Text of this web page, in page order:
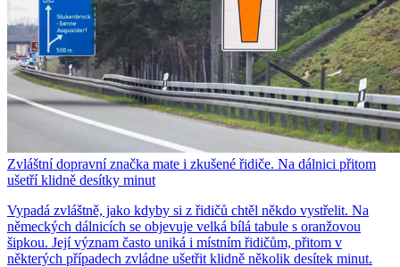
Zvláštní dopravní značka mate i zkušené řidiče. Na dálnici přitom
ušetří klidně desítky minut
Vypadá zvláštně, jako kdyby si z řidičů chtěl někdo vystřelit. Na
německých dálnicích se objevuje velká bílá tabule s oranžovou
šipkou. Její význam často uniká i místním řidičům, přitom v
některých případech zvládne ušetřit klidně několik desítek minut.